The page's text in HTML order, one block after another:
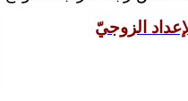
الزوجيّ